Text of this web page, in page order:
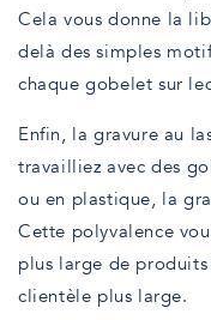
Cela vous donne la
delà des simples
chaque gobelet sur
Enfin, la gravure au
travailliez avec des
ou en plastique, la
Cette polyvalence
plus large de
clientèle plus large.